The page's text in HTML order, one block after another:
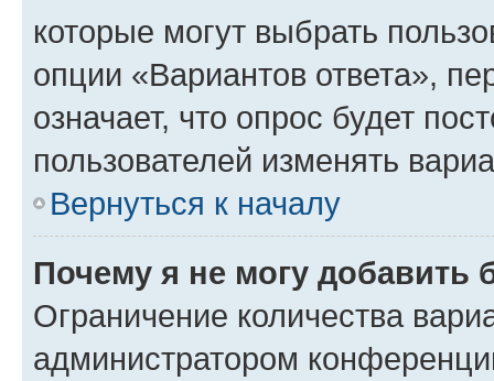
которые могут выбрать
опции «Вариантов ответа»,
означает, что опрос будет
пользователей изменять
Вернуться к началу
Почему я не могу добавить
Ограничение количества
администратором